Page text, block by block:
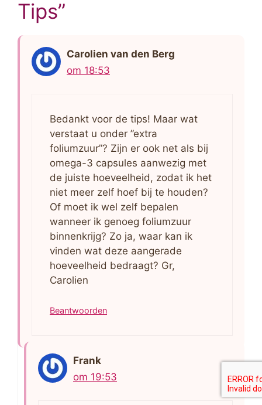
Tips”
Carolien van den Berg
om 18:53
Bedankt voor de tips! Maar wat
verstaat u onder ”extra
foliumzuur”? Zijn er ook net als bij
omega-3 capsules aanwezig met
de juiste hoeveelheid, zodat ik het
niet meer zelf hoef bij te houden?
Of moet ik wel zelf bepalen
wanneer ik genoeg foliumzuur
binnenkrijg? Zo ja, waar kan ik
vinden wat deze aangerade
hoeveelheid bedraagt? Gr,
Carolien
Beantwoorden
Frank
om 19:53